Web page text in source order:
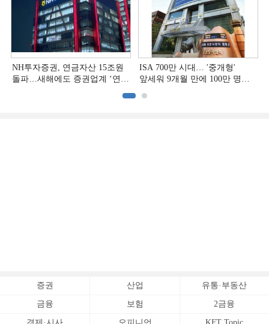
NH투자증권, 연금자산 15조원
돌파…새해에도 증권업계 ‘연금
ISA 700만 시대… '중개형'
앞세워 9개월 만에 100만 명
증권 산업 유통·부동산
금융 보험 2금융